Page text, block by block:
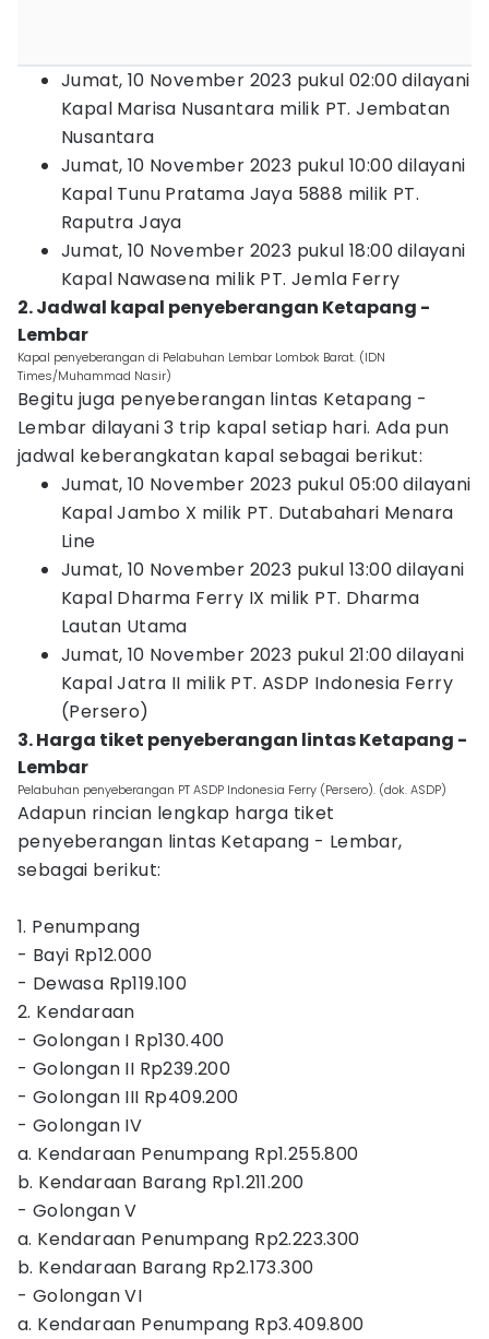
Jumat, 10 November 2023 pukul 02:00 dilayani
Kapal Marisa Nusantara milik PT. Jembatan
Nusantara
Jumat, 10 November 2023 pukul 10:00 dilayani
Kapal Tunu Pratama Jaya 5888 milik PT.
Raputra Jaya
Jumat, 10 November 2023 pukul 18:00 dilayani
Kapal Nawasena milik PT. Jemla Ferry
2. Jadwal kapal penyeberangan Ketapang -
Lembar
Kapal penyeberangan di Pelabuhan Lembar Lombok Barat. (IDN
Times/Muhammad Nasir)
Begitu juga penyeberangan lintas Ketapang -
Lembar dilayani 3 trip kapal setiap hari. Ada pun
jadwal keberangkatan kapal sebagai berikut:
Jumat, 10 November 2023 pukul 05:00 dilayani
Kapal Jambo X milik PT. Dutabahari Menara
Line
Jumat, 10 November 2023 pukul 13:00 dilayani
Kapal Dharma Ferry IX milik PT. Dharma
Lautan Utama
Jumat, 10 November 2023 pukul 21:00 dilayani
Kapal Jatra II milik PT. ASDP Indonesia Ferry
(Persero)
3. Harga tiket penyeberangan lintas Ketapang -
Lembar
Pelabuhan penyeberangan PT ASDP Indonesia Ferry (Persero). (dok. ASDP)
Adapun rincian lengkap harga tiket
penyeberangan lintas Ketapang - Lembar,
sebagai berikut:
1. Penumpang
- Bayi Rp12.000
- Dewasa Rp119.100
2. Kendaraan
- Golongan I Rp130.400
- Golongan II Rp239.200
- Golongan III Rp409.200
- Golongan IV
a. Kendaraan Penumpang Rp1.255.800
b. Kendaraan Barang Rp1.211.200
- Golongan V
a. Kendaraan Penumpang Rp2.223.300
b. Kendaraan Barang Rp2.173.300
- Golongan VI
a. Kendaraan Penumpang Rp3.409.800